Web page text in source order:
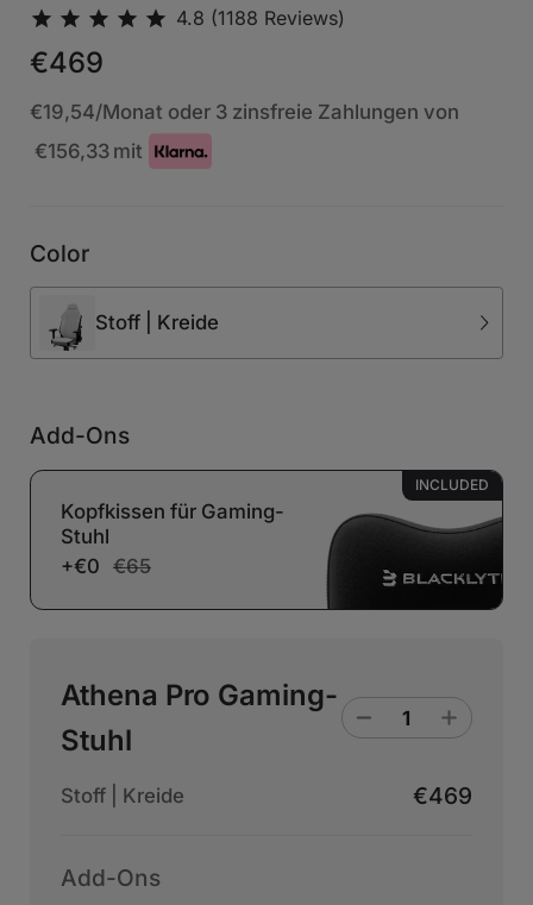
€469
€19,54/Monat oder 3 zinsfreie Zahlungen von
€156,33 mit
Color
Stoff | Kreide
Add-Ons
Kopfkissen für Gaming-
Stuhl
+€0 €65
INCLUDED
Athena Pro Gaming-
Stuhl
Stoff | Kreide €469
Add-Ons